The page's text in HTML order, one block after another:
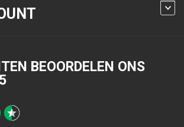
BEOORDELEN ONS